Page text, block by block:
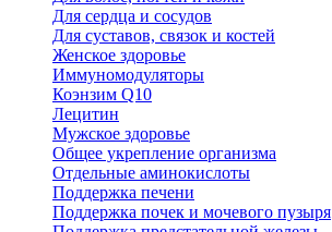
Для сердца и сосудов
Для суставов, связок и костей
Женское здоровье
Иммуномодуляторы
Коэнзим Q10
Лецитин
Мужское здоровье
Общее укрепление организма
Отдельные аминокислоты
Поддержка печени
Поддержка почек и мочевого пузыря